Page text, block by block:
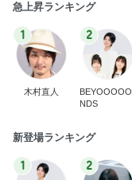
急上昇ランキング
1
木村直人
2
BEYOOOOO
NDS
新登場ランキング
1 2